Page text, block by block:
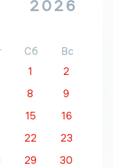
2026
Сб
Вс
1
2
8
9
15
16
22
23
29
30